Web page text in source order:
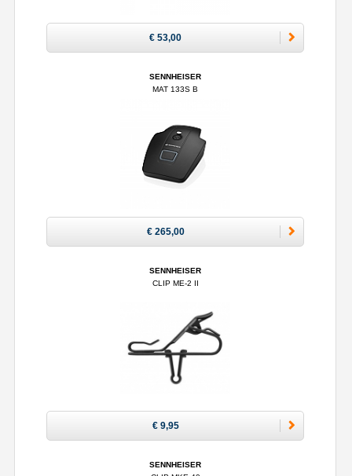
€ 53,00
SENNHEISER
MAT 133S B
€ 265,00
SENNHEISER
CLIP ME-2 II
€ 9,95
SENNHEISER